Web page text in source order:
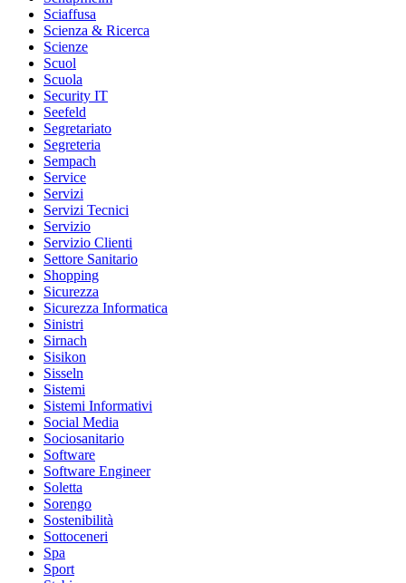
Sciaffusa
Scienza & Ricerca
Scienze
Scuol
Scuola
Security IT
Seefeld
Segretariato
Segreteria
Sempach
Service
Servizi
Servizi Tecnici
Servizio
Servizio Clienti
Settore Sanitario
Shopping
Sicurezza
Sicurezza Informatica
Sinistri
Sirnach
Sisikon
Sisseln
Sistemi
Sistemi Informativi
Social Media
Sociosanitario
Software
Software Engineer
Soletta
Sorengo
Sostenibilità
Sottoceneri
Spa
Sport